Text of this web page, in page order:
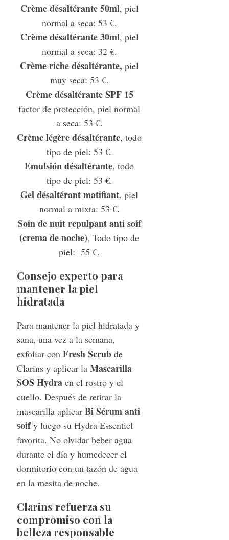
Crème désaltérante 50ml, piel
normal a seca: 53 €.
Crème désaltérante 30ml, piel
normal a seca: 32 €.
Crème riche désaltérante,piel
muy seca: 53 €.
Crème désaltérante SPF 15
factor de protección, piel normal
a seca: 53 €.
Crème légère désaltérante, todo
tipo de piel: 53 €.
Emulsión désaltérante, todo
tipo de piel: 53 €.
Gel désaltérant matifiant,piel
normal a mixta: 53 €.
Soin de nuit repulpant anti soif
(crema de noche), Todo tipo de
piel: 55 €.
Consejo experto para
mantener la piel
hidratada
Para mantener la piel hidratada y
sana, una vez a la semana,
exfoliar con Fresh Scrubde
Clarins y aplicar la Mascarilla
SOS Hydraen el rostro y el
cuello. Después de retirar la
mascarilla aplicar Bi Sérum anti
soify luego su Hydra Essentiel
favorita. No olvidar beber agua
durante el día y humedecer el
dormitorio con un tazón de agua
en la mesita de noche.
Clarins refuerza su
compromiso con la
belleza responsable